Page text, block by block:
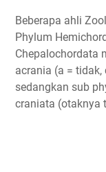
Beberapa ahli
Phylum
Chepalochordata
acrania (a =
sedangkan sub
craniata (otaknya